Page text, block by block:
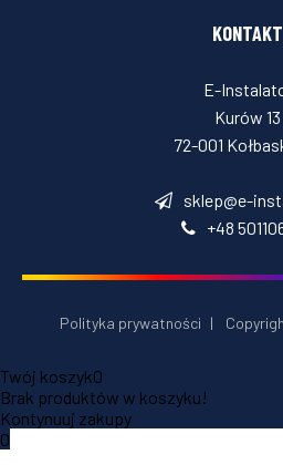
KONTAKT
E-
Kurów 13
72-001
sklep@e-
+48
Polityka prywatności |
Twój koszyk0
Brak produktów w koszyku!
Kontynuuj zakupy
0